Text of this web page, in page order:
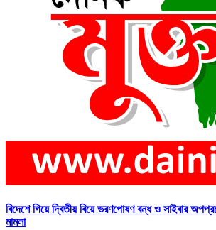
বিদেশে গিয়ে দ্বিতীয় বিয়ে ভরণপোষণ বন্ধ ও সাইবার
মামলা